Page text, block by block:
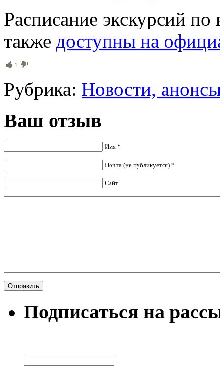
Расписание экскурсий
также доступны на
1
Рубрика: Новости,
Ваш отзыв
Имя *
Почта (не публикуется) *
Сайт
Подписаться на